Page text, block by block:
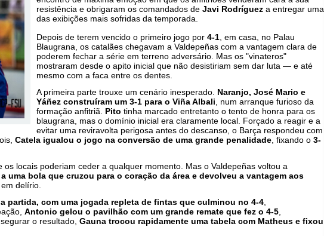
resistência e obrigaram os comandados de Javi Rodríguez a entregar uma
das exibições mais sofridas da temporada.
Depois de terem vencido o primeiro jogo por 4-1 , em casa, no Palau
Blaugrana, os catalães chegavam a Valdepeñas com a vantagem clara de
poderem fechar a série em terreno adversário. Mas os "vinateros"
mostraram desde o apito inicial que não desistiriam sem dar luta — e até
mesmo com a faca entre os dentes.
A primeira parte trouxe um cenário inesperado. Naranjo, José Mario e
Yáñez construíram um 3-1 para o Viña Albali , num arranque furioso da
formação anfitriã. Pito tinha marcado entretanto o tento de honra para os
blaugrana, mas o domínio inicial era claramente local. Forçado a reagir e a
evitar uma reviravolta perigosa antes do descanso, o Barça respondeu com
Catela igualou o jogo na conversão de uma grande penalidade , fixando o 3-
locais poderiam ceder a qualquer momento. Mas o Valdepeñas voltou a
bola que cruzou para o coração da área e devolveu a vantagem aos
delírio.
partida, com uma jogada repleta de fintas que culminou no 4-4
Antonio gelou o pavilhão com um grande remate que fez o 4-5
o resultado, Gauna trocou rapidamente uma tabela com Matheus e fixou